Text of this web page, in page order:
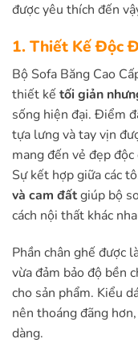
được yêu thích đến
1. Thiết Kế Độc
Bộ Sofa Băng Cao
thiết kếtối giản
sống hiện đại. Điểm
tựa lưng và tay vịn
mang đến vẻ đẹp
Sự kết hợp giữa các
và cam đấtgiúp bộ
cách nội thất khác
Phần chân ghế được
vừa đảm bảo độ bền
cho sản phẩm. Kiểu
nên thoáng đãng
dàng.